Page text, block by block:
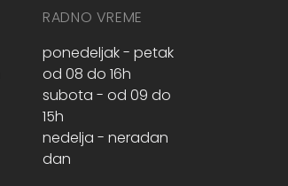
RADNO VREME
ponedeljak - petak
od 08 do 16h
subota - od 09 do
15h
nedelja - neradan
dan